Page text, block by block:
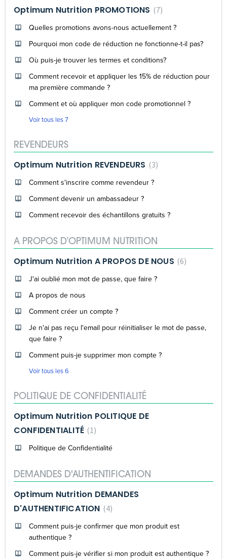
Optimum Nutrition PROMOTIONS
7
Quelles promotions avons-nous actuellement ?
Pourquoi mon code de réduction ne fonctionne-t-il pas?
Où puis-je trouver les termes et conditions?
Comment recevoir et appliquer les 15% de réduction pour
ma première commande ?
Comment et où appliquer mon code promotionnel ?
Voir tous les 7
REVENDEURS
Optimum Nutrition REVENDEURS
3
Comment s'inscrire comme revendeur ?
Comment devenir un ambassadeur ?
Comment recevoir des échantillons gratuits ?
A PROPOS D’OPTIMUM NUTRITION
Optimum Nutrition A PROPOS DE NOUS 6
J'ai oublié mon mot de passe, que faire ?
A propos de nous
Comment créer un compte ?
Je n'ai pas reçu l'email pour réinitialiser le mot de passe,
que faire ?
Comment puis-je supprimer mon compte ?
Voir tous les 6
POLITIQUE DE CONFIDENTIALITÉ
Optimum Nutrition POLITIQUE DE
CONFIDENTIALITÉ 1
Politique de Confidentialité
DEMANDES D'AUTHENTIFICATION
Optimum Nutrition DEMANDES
D'AUTHENTIFICATION
4
Comment puis-je confirmer que mon produit est
authentique ?
Comment puis-je vérifier si mon produit est authentique ?